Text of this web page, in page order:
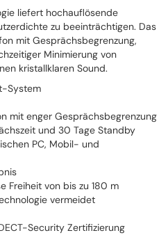
liefert hochauflösende
zu beeinträchtigen. Das
mit Gesprächsbegrenzung,
Minimierung von
kristallklaren Sound.
System
mit enger Gesprächsbegrenzung
und 30 Tage Standby
PC, Mobil- und
Freiheit von bis zu 180 m
vermeidet
Security Zertifizierung